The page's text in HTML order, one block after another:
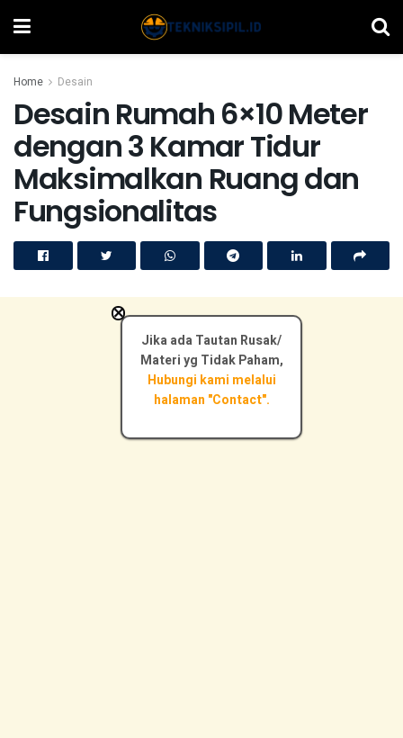
Home Desain
Desain Rumah 6×10 Meter
dengan 3 Kamar Tidur
Maksimalkan Ruang dan
Fungsionalitas
Jika ada Tautan Rusak/
Materi yg Tidak Paham,
Hubungi kami melalui
halaman "Contact".
×